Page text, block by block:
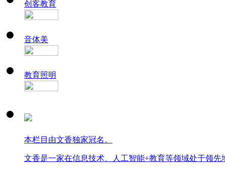
创客教育
音体美
教育照明
本栏目由文香独家冠名。
文香是一家在信息技术、人工智能+教育等领域处于领